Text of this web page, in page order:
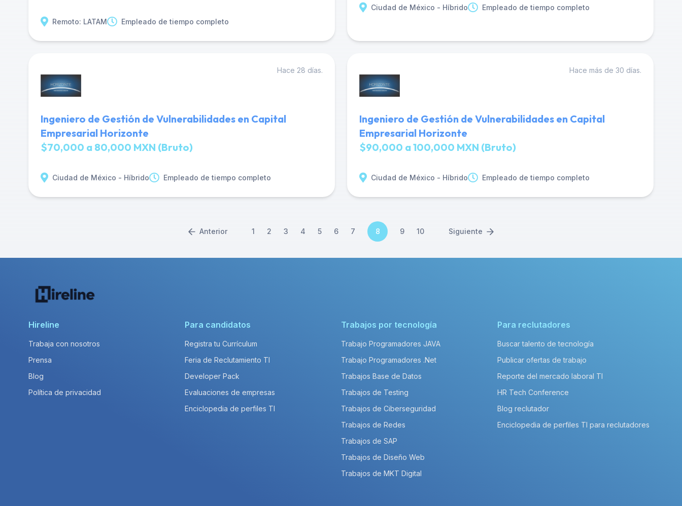
Remoto: LATAM Empleado de tiempo completo
Ciudad de México - Híbrido Empleado de tiempo completo
Hace 28 días.
Ingeniero de Gestión de Vulnerabilidades en Capital
Empresarial Horizonte
$70,000 a 80,000 MXN (Bruto)
Ciudad de México - Híbrido Empleado de tiempo completo
Hace más de 30 días.
Ingeniero de Gestión de Vulnerabilidades en Capital
Empresarial Horizonte
$90,000 a 100,000 MXN (Bruto)
Ciudad de México - Híbrido Empleado de tiempo completo
Anterior 1 2 3 4 5 6 7 8 9 10 Siguiente
Hireline
Trabaja con nosotros
Prensa
Blog
Política de privacidad
Para candidatos
Registra tu Currículum
Feria de Reclutamiento TI
Developer Pack
Evaluaciones de empresas
Enciclopedia de perfiles TI
Trabajos por tecnología
Trabajo Programadores JAVA
Trabajo Programadores .Net
Trabajos Base de Datos
Trabajos de Testing
Trabajos de Ciberseguridad
Trabajos de Redes
Trabajos de SAP
Trabajos de Diseño Web
Trabajos de MKT Digital
Para reclutadores
Buscar talento de tecnología
Publicar ofertas de trabajo
Reporte del mercado laboral TI
HR Tech Conference
Blog reclutador
Enciclopedia de perfiles TI para reclutadores